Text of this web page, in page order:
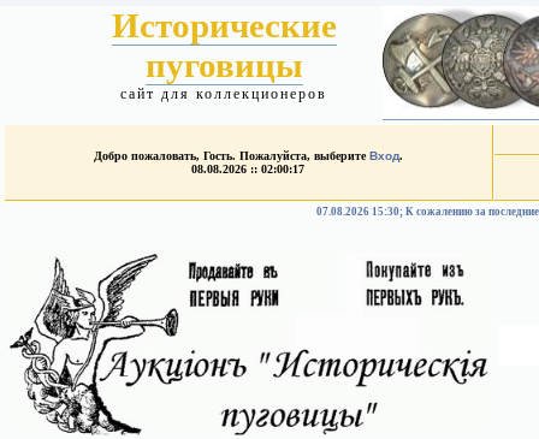
Исторические
пуговицы
сайт для коллекционеров
Добро пожаловать, Гость. Пожалуйста, выберитеВход.
08.08.2026 :: 02:00:17
07.08.2026 15:30; К сожалению за